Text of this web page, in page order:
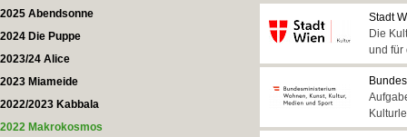
2025 Abendsonne
2024 Die Puppe
2023/24 Alice
2023 Miameide
2022/2023 Kabbala
2022 Makrokosmos
Stadt
Die
und für